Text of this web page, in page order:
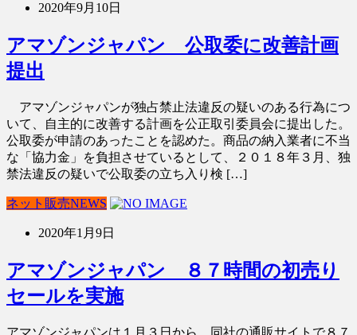
2020年9月10日
アマゾンジャパン 公取委に改善計画
提出
アマゾンジャパンが独占禁止法違反の疑いのある行為につ
いて、自主的に改善する計画を公正取引委員会に提出した。
公取委が申請のあったことを認めた。商品の納入業者に不当
な「協力金」を負担させているとして、２０１８年３月、独
禁法違反の疑いで公取委の立ち入り検 […]
ネット販売NEWS
2020年1月9日
アマゾンジャパン ８７時間の初売り
セールを実施
アマゾンジャパンは１月３日から、同社の通販サイトで８７